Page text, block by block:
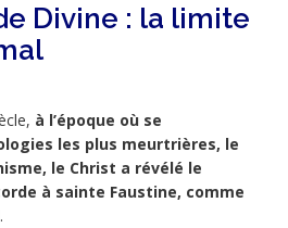
Divine : la limite
à l’époque où se
les plus meurtrières, le
le Christ a révélé le
à sainte Faustine, comme
.